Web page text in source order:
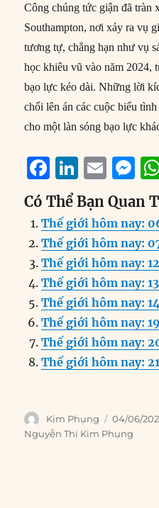
Công chúng tức giận đã tràn
Southampton, nơi xảy ra vụ
tương tự, chẳng hạn như vụ
học khiêu vũ vào năm 2024,
bạo lực kéo dài. Những lời
chối lên án các cuộc biểu
cho một làn sóng bạo lực
F
a
c
e
b
o
o
k
Li
n
k
e
d
I
n
E
m
ai
l
M
ss
e
n
g
er
Có Thể Bạn Quan
Thế giới hôm nay:
Thế giới hôm nay:
Thế giới hôm nay:
Thế giới hôm nay:
Thế giới hôm nay:
Thế giới hôm nay:
Thế giới hôm nay:
Thế giới hôm nay:
Author
Kim Phụng
Posted
on
04/06/
Nguyễn Thị Kim Phụng